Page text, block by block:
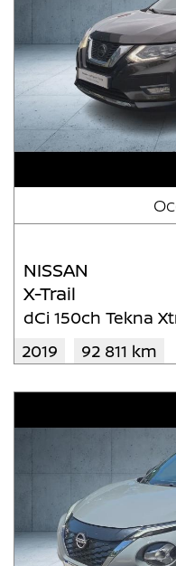
NISSAN
X-Trail
dCi 150ch Tekna
2019
92 811 km